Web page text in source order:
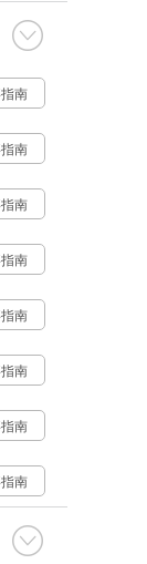
南
南
南
南
南
南
南
南